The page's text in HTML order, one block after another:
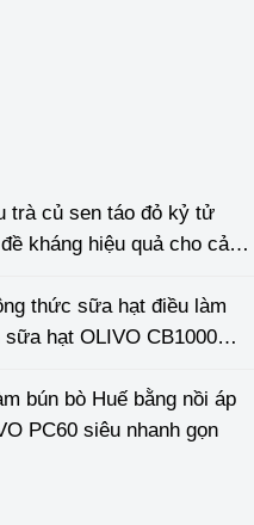
trà củ sen táo đỏ kỷ tử
kháng hiệu quả cho cả
thức sữa hạt điều làm
sữa hạt OLIVO CB1000
bún bò Huế bằng nồi áp
PC60 siêu nhanh gọn